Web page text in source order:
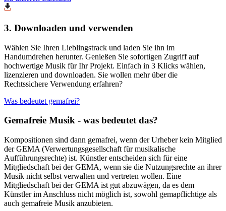
3. Downloaden und verwenden
Wählen Sie Ihren Lieblingstrack und laden Sie ihn im
Handumdrehen herunter. Genießen Sie sofortigen Zugriff auf
hochwertige Musik für Ihr Projekt. Einfach in 3 Klicks wählen,
lizenzieren und downloaden. Sie wollen mehr über die
Rechtssichere Verwendung erfahren?
Was bedeutet gemafrei?
Gemafreie Musik - was bedeutet das?
Kompositionen sind dann gemafrei, wenn der Urheber kein Mitglied
der GEMA (Verwertungsgesellschaft für musikalische
Aufführungsrechte) ist. Künstler entscheiden sich für eine
Mitgliedschaft bei der GEMA, wenn sie die Nutzungsrechte an ihrer
Musik nicht selbst verwalten und vertreten wollen. Eine
Mitgliedschaft bei der GEMA ist gut abzuwägen, da es dem
Künstler im Anschluss nicht möglich ist, sowohl gemapflichtige als
auch gemafreie Musik anzubieten.